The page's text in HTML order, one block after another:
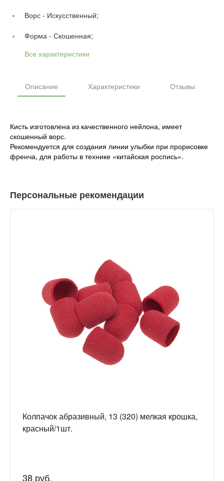
Ворс - Искусственный;
Форма - Скошенная;
Все характеристики
Описание Характеристики Отзывы
Кисть изготовлена из качественного нейлона, имеет
скошенный ворс.
Рекомендуется для создания линии улыбки при прорисовке
френча, для работы в технике «китайская роспись».
Персональные рекомендации
Колпачок абразивный, 13 (320) мелкая крошка,
красный/1шт.
38 руб.